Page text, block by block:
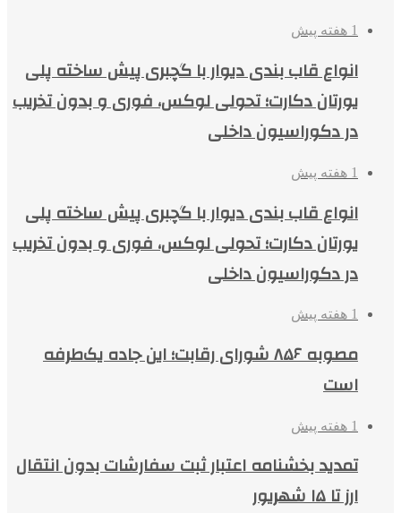
1 هفته پیش
انواع قاب بندی دیوار با گچبری پیش ساخته پلی
یورتان دکارت؛ تحولی لوکس، فوری و بدون تخریب
در دکوراسیون داخلی
1 هفته پیش
انواع قاب بندی دیوار با گچبری پیش ساخته پلی
یورتان دکارت؛ تحولی لوکس، فوری و بدون تخریب
در دکوراسیون داخلی
1 هفته پیش
مصوبه ۸۵۶ شورای رقابت؛ این جاده یک‌طرفه
است
1 هفته پیش
تمدید بخشنامه اعتبار ثبت سفارشات بدون انتقال
ارز تا ۱۵ شهریور